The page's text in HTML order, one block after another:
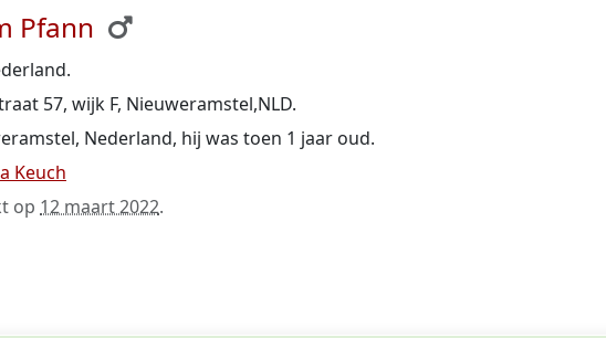
Pfann
57, wijk F, Nieuweramstel,NLD.
Nederland, hij was toen 1 jaar oud.
Keuch
op 12 maart 2022.